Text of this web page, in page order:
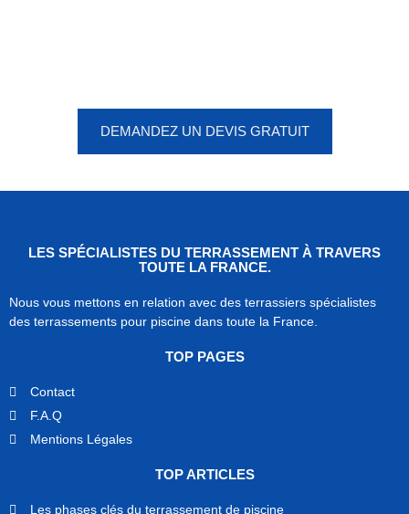
DEMANDEZ UN DEVIS GRATUIT
LES SPÉCIALISTES DU TERRASSEMENT À TRAVERS
TOUTE LA FRANCE.
Nous vous mettons en relation avec des terrassiers spécialistes
des terrassements pour piscine dans toute la France.
TOP PAGES
Contact
F.A.Q
Mentions Légales
TOP ARTICLES
Les phases clés du terrassement de piscine